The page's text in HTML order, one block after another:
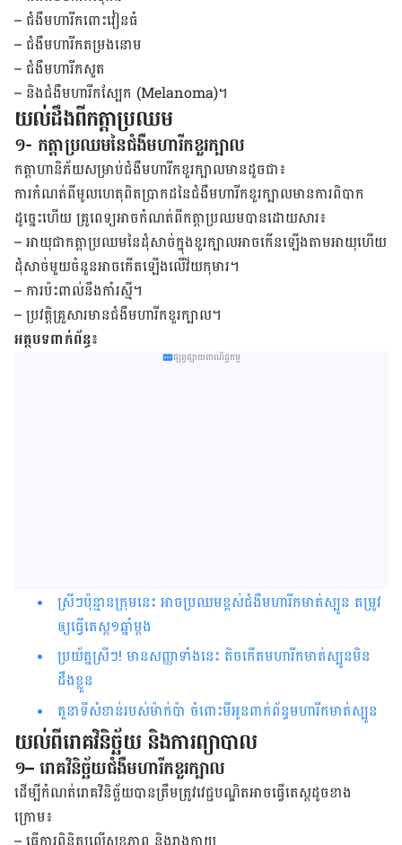
– ជំងឺ​មហារីក​ពោះ​វៀន​ធំ
– ជំងឺ​មហារីក​តម្រង​នោម
– ជំងឺមហារីក​​សួត
– និង​ជំងឺ​មហារីក​ស្បែក (Melanoma)។
យល់ដឹង​ពី​កត្តា​ប្រឈម
១- កត្តាប្រឈមនៃជំងឺមហារីកខួរក្បាល
កត្តា​ហានិភ័យ​សម្រាប់​ជំងឺ​មហារីក​ខួរ​ក្បាល​មាន​ដូច​ជា៖
ការកំណត់ពី​មូល​ហេតុ​ពិត​ប្រាកដ​នៃ​ជំងឺ​មហារីក​ខួរ​ក្បាលមានការពិបាក​​
ដូច្នេះហើយ ​គ្រូពេទ្យ​អាច​កំណត់​ពី​កត្តា​ប្រឈម​បាន​ដោយ​សារ៖
–អាយុ​ជាកត្តាប្រឈម​នៃ​ដុំ​សាច់​ក្នុង​ខួរ​ក្បាល​​អាច​កើន​ឡើង​តាម​អាយុ​ហើយ​
ដុំ​សាច់​មួយ​ចំនួន​អាច​កើត​ឡើង​លើ​​វ័យ​កុមារ។
– ការ​ប៉ះ​ពាល់​នឹង​កាំ​រស្មី។
–ប្រវត្តិ​គ្រួសារ​មាន​ជំងឺ​មហារីក​ខួរ​ក្បាល។
អត្ថបទពាក់ព័ន្ធ៖
ផ្សព្វផ្សាយពាណិជ្ជកម្ម
ស្រីៗប៉ុន្មានក្រុមនេះ អាចប្រឈមខ្ពស់ជំងឺមហារីកមាត់ស្បូន តម្រូវ
ឲ្យធ្វើតេស្ត១ឆ្នាំម្តង
ប្រយ័ត្នស្រីៗ! មានសញ្ញាទាំងនេះ តិចកើតមហារីកមាត់ស្បូនមិន
ដឹងខ្លួន
តួនាទី​សំខាន់របស់​ម៉ាក់ប៉ា​ ចំពោះ​មី​អូនពាក់ព័ន្ធ​មហារីក​​មាត់​ស្បូន
យល់​ពី​រោគ​វិនិច្ឆ័យ និងការ​ព្យា​បាល
១– រោគវិនិច្ឆ័យជំងឺមហារីកខួរក្បាល
ដើម្បី​កំណត់​រោគ​វិនិច្ឆ័យ​បាន​ត្រឹម​ត្រូវ​វេជ្ជបណ្ឌិត​អាច​ធ្វើ​តេស្ត​ដូច​ខាង​
ក្រោម៖